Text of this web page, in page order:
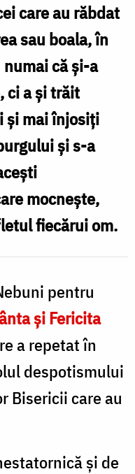
care au răbdat
sau boala, în
că şi-a
ci a şi trăit
şi mai înjosiţi
şi s-a
mocneşte,
fiecărui om.
pentru
şi Fericita
a repetat în
despotismului
Bisericii care au
şi de